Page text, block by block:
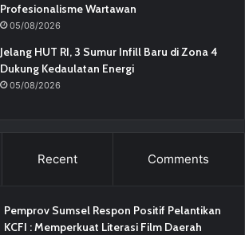
Profesionalisme Wartawan
05/08/2026
Jelang HUT RI, 3 Sumur Infill Baru di Zona 4
Dukung Kedaulatan Energi
05/08/2026
Recent Comments
Pemprov Sumsel Respon Positif Pelantikan
KCFI : Memperkuat Literasi Film Daerah